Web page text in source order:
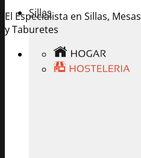
El Especialista en Sillas, Mesas
y Taburetes
Sillas